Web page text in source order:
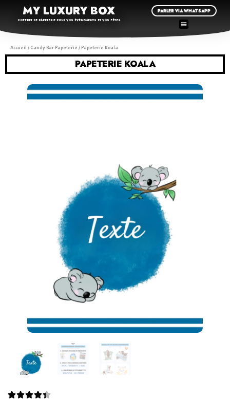
MY LUXURY BOX
COFFRET DE PAPETERIE POUR VOS ÉVÉNEMENTS ET VOS FÊTES
PARLER VIA WHATSAPP
Accueil / Candy Bar Papeterie / Papeterie Koala
PAPETERIE KOALA
